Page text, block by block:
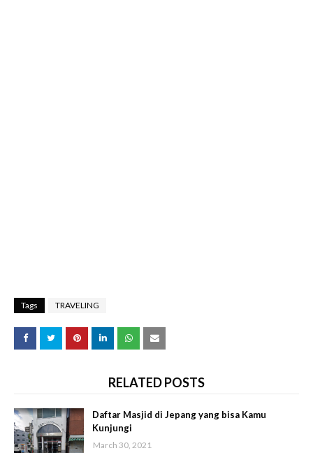
Tags TRAVELING
RELATED POSTS
Daftar Masjid di Jepang yang bisa Kamu
Kunjungi
March 30, 2021